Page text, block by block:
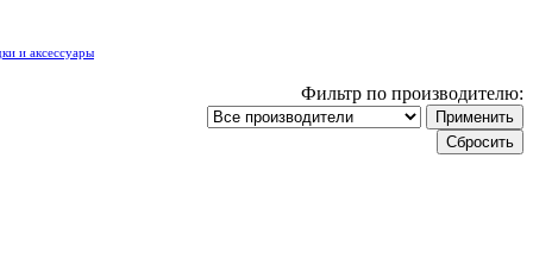
и аксессуары
Фильтр по производителю: